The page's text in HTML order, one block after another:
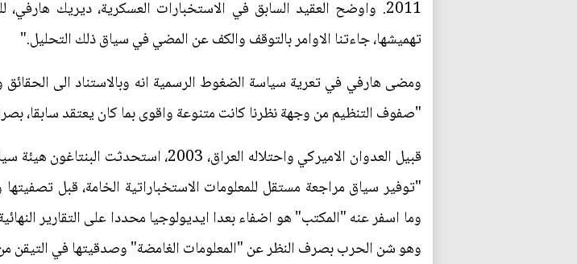
2011. واوضح العقيد السابق في الاستخبارات العسكرية، ديريك
تهميشها، جاءتنا الاوامر بالتوقف والكف عن المضي في سياق ذلك التحليل."
ومضى هارفي في تعرية سياسة الضغوط الرسمية انه وبالاستناد الى الحقائق
"صفوف التنظيم من وجهة نظرنا كانت متنوعة واقوى بما كان يعتقد سابقا،
قبيل العدوان الاميركي واحتلاله العراق،
"توفير سياق مراجعة مستقل للمعلومات الاستخباراتية الخامة، قبل
وما اسفر عنه "المكتب" هو اضفاء بعدا ايديولوجيا محددا على التقارير
وهو شن الحرب بصرف النظر عن "المعلومات الغامضة" وصدقيتها في التيقن